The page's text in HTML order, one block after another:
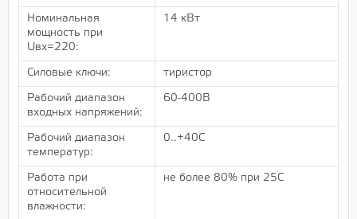
Номинальная
мощность при
Uвх=220:
14 кВт
Силовые ключи: тиристор
Рабочий диапазон
входных напряжений:
60-400В
Рабочий диапазон
температур:
0..+40С
Работа при
относительной
влажности:
не более 80% при 25С